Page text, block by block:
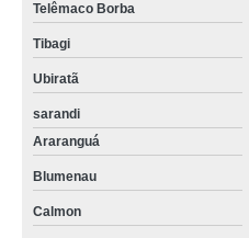
Telêmaco Borba
Tibagi
Ubiratã
sarandi
Araranguá
Blumenau
Calmon